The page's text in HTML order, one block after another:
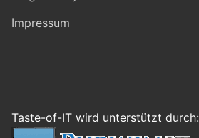
Impressum
Taste-of-IT wird unterstützt durch: